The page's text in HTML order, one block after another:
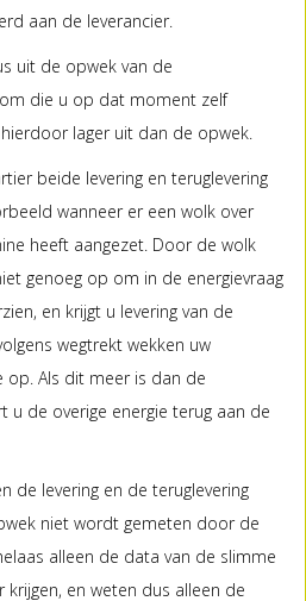
aan de leverancier.
uit de opwek van de
die u op dat moment zelf
lager uit dan de opwek.
beide levering en teruglevering
wanneer er een wolk over
heeft aangezet. Door de wolk
genoeg op om in de energievraag
en krijgt u levering van de
wegtrekt wekken uw
op. Als dit meer is dan de
u de overige energie terug aan de
de levering en de teruglevering
niet wordt gemeten door de
alleen de data van de slimme
en weten dus alleen de